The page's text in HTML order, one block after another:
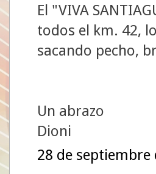
El "VIVA
todos el km. 42,
sacando pecho,
Un abrazo
Dioni
28 de septiembre